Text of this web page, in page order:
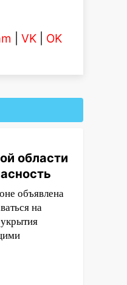
VK OK
области
объявлена
на